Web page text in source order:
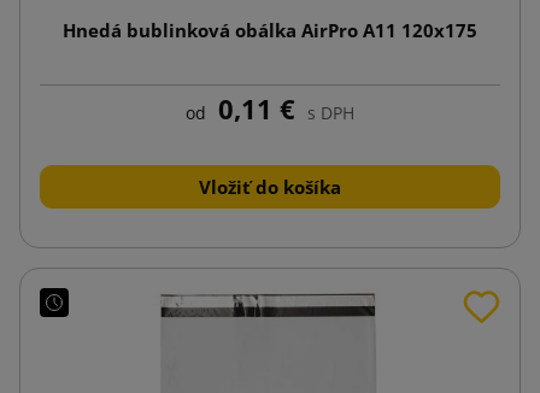
Hnedá bublinková obálka AirPro A11 120x175
od 0,11 € s DPH
Vložiť do košíka